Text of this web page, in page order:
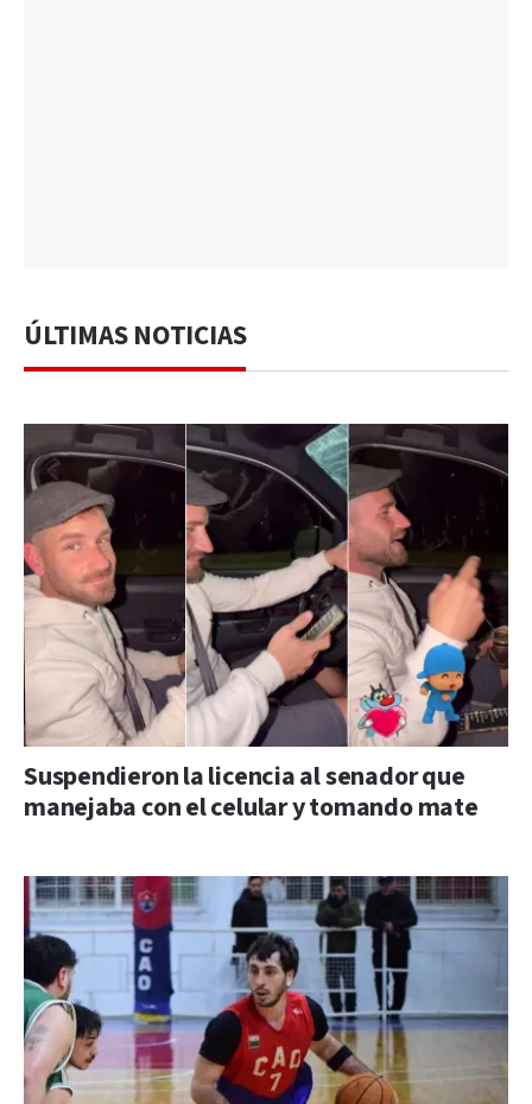
ÚLTIMAS NOTICIAS
Suspendieron la licencia al senador que
manejaba con el celular y tomando mate